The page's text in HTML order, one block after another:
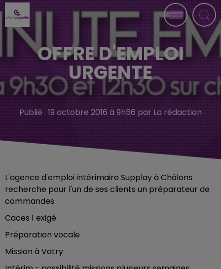
OFFRE D'EMPLOI
URGENTE
Publié : 19 octobre 2016 à 9h56 par La rédaction
L'agence d'emploi intérimaire Supplay à Châlons
recherche pour l'un de ses clients un préparateur de
commandes.
Caces 1 exigé
Préparation vocale
Mission à Vatry